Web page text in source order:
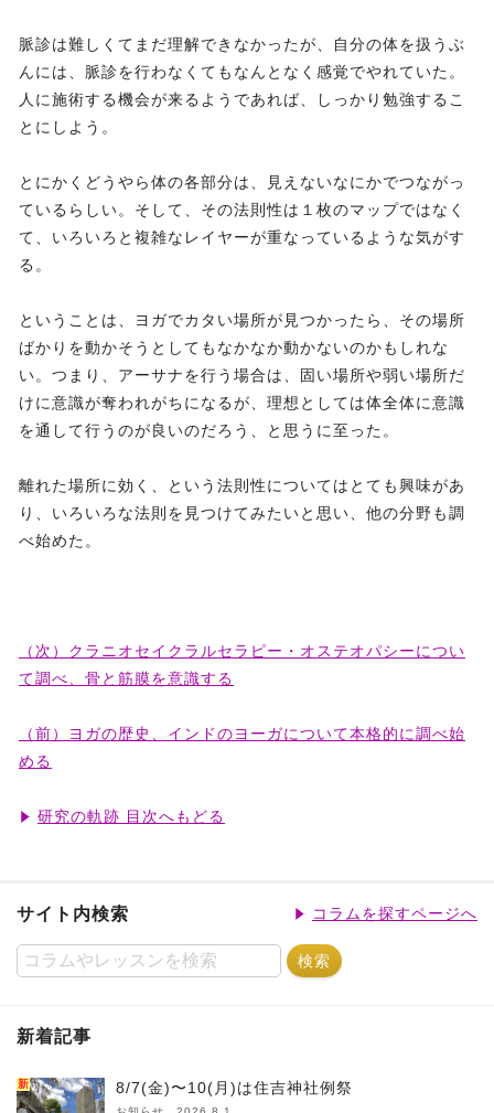
脈診は難しくてまだ理解できなかったが、自分の体を扱うぶ
んには、脈診を行わなくてもなんとなく感覚でやれていた。
人に施術する機会が来るようであれば、しっかり勉強するこ
とにしよう。
とにかくどうやら体の各部分は、見えないなにかでつながっ
ているらしい。そして、その法則性は１枚のマップではなく
て、いろいろと複雑なレイヤーが重なっているような気がす
る。
ということは、ヨガでカタい場所が見つかったら、その場所
ばかりを動かそうとしてもなかなか動かないのかもしれな
い。つまり、アーサナを行う場合は、固い場所や弱い場所だ
けに意識が奪われがちになるが、理想としては体全体に意識
を通して行うのが良いのだろう、と思うに至った。
離れた場所に効く、という法則性についてはとても興味があ
り、いろいろな法則を見つけてみたいと思い、他の分野も調
べ始めた。
（次）クラニオセイクラルセラピー・オステオパシーについ
て調べ、骨と筋膜を意識する
（前）ヨガの歴史、インドのヨーガについて本格的に調べ始
める
研究の軌跡 目次へもどる
サイト内検索 コラムを探すページへ
新着記事
新 8/7(金)〜10(月)は住吉神社例祭